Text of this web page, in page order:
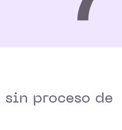
sin proceso de